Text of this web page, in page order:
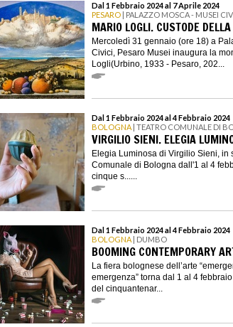
Dal 1 Febbraio 2024 al 7 Aprile 2024
PESARO | PALAZZO MOSCA - MUSEI
MARIO LOGLI. CUSTODE
Mercoledì 31 gennaio (ore 18) a
Civici, Pesaro Musei inaugura la
Logli(Urbino, 1933 - Pesaro, 202...
Dal 1 Febbraio 2024 al 4 Febbraio 2024
BOLOGNA | TEATRO COMUNALE DI
VIRGILIO SIENI. ELEGIA
Elegia Luminosa di Virgilio Sieni, in
Comunale di Bologna dall'1 al 4
cinque s......
Dal 1 Febbraio 2024 al 4 Febbraio 2024
BOLOGNA | DUMBO
BOOMING CONTEMPORARY
La fiera bolognese dell’arte
emergenza” torna dal 1 al 4
del cinquantenar...